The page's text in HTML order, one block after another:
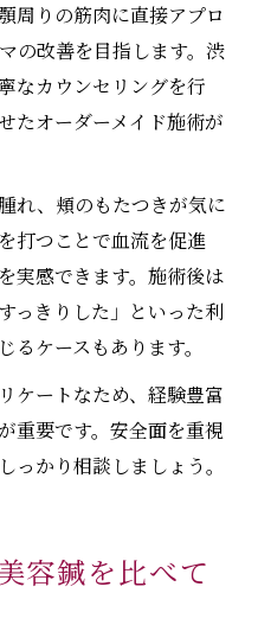
周りの筋肉に直接アプロ
の改善を目指します。渋
なカウンセリングを行
たオーダーメイド施術が
れ、頬のもたつきが気に
打つことで血流を促進
実感できます。施術後は
っきりした」といった利
ケースもあります。
ケートなため、経験豊富
重要です。安全面を重視
っかり相談しましょう。
容鍼を比べて